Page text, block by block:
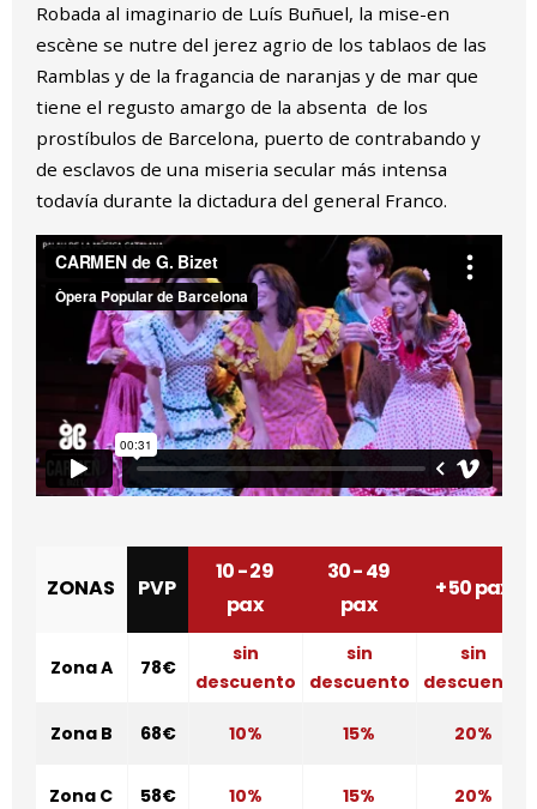
Robada al imaginario de Luís Buñuel, la mise-en
escène se nutre del jerez agrio de los tablaos de las
Ramblas y de la fragancia de naranjas y de mar que
tiene el regusto amargo de la absenta de los
prostíbulos de Barcelona, puerto de contrabando y
de esclavos de una miseria secular más intensa
todavía durante la dictadura del general Franco.
ZONAS PVP
10 - 29
pax
30 - 49
pax
+ 50 pax
Zona A 78€
sin
descuento
sin
descuento
sin
descuento
Zona B 68€ 10% 15% 20%
Zona C 58€ 10% 15% 20%